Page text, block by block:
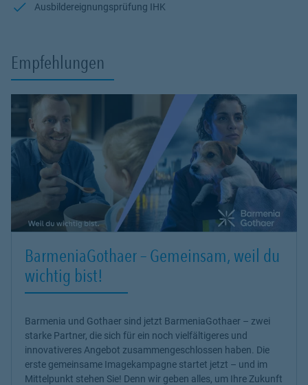
Ausbildereignungsprüfung IHK
Empfehlungen
BarmeniaGothaer – Gemeinsam, weil du
wichtig bist!
Barmenia und Gothaer sind jetzt BarmeniaGothaer – zwei
starke Partner, die sich für ein noch vielfältigeres und
innovativeres Angebot zusammengeschlossen haben. Die
erste gemeinsame Imagekampagne startet jetzt – und im
Mittelpunkt stehen Sie! Denn wir geben alles, um Ihre Zukunft